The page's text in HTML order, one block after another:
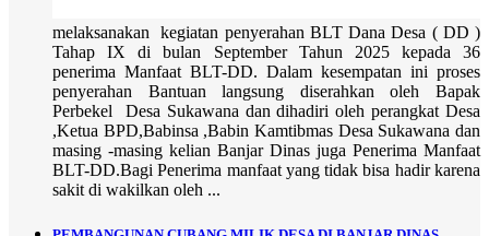
melaksanakan kegiatan penyerahan BLT Dana Desa ( DD )
Tahap IX di bulan September Tahun 2025 kepada 36
penerima Manfaat BLT-DD. Dalam kesempatan ini proses
penyerahan Bantuan langsung diserahkan oleh Bapak
Perbekel Desa Sukawana dan dihadiri oleh perangkat Desa
,Ketua BPD,Babinsa ,Babin Kamtibmas Desa Sukawana dan
masing -masing kelian Banjar Dinas juga Penerima Manfaat
BLT-DD.Bagi Penerima manfaat yang tidak bisa hadir karena
sakit di wakilkan oleh ...